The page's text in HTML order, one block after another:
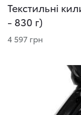
Текстильні
- 830 г)
4 597 грн